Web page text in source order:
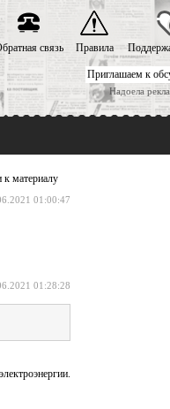
Приглашаем к
Надоела
связь Правила
материалу
01:00:47
01:28:28